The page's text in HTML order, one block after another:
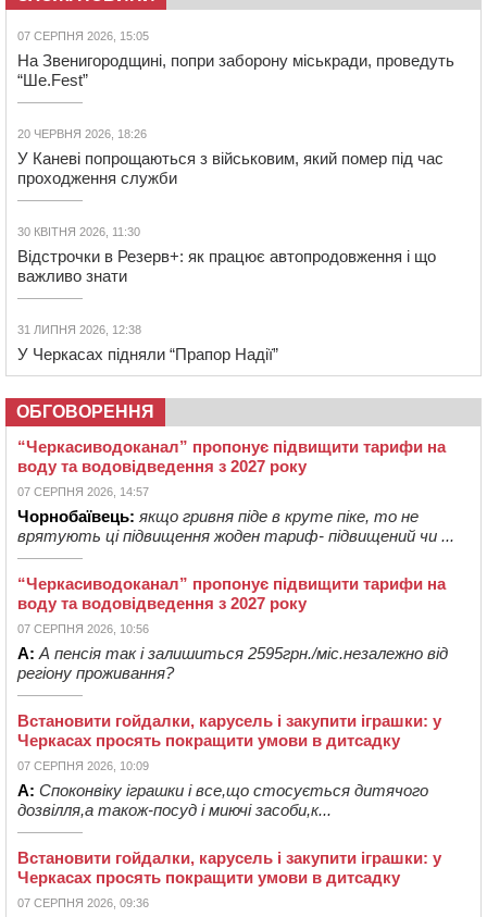
07 СЕРПНЯ 2026, 15:05
На Звенигородщині, попри заборону міськради, проведуть
“Ше.Fest”
20 ЧЕРВНЯ 2026, 18:26
У Каневі попрощаються з військовим, який помер під час
проходження служби
30 КВІТНЯ 2026, 11:30
Відстрочки в Резерв+: як працює автопродовження і що
важливо знати
31 ЛИПНЯ 2026, 12:38
У Черкасах підняли “Прапор Надії”
ОБГОВОРЕННЯ
“Черкасиводоканал” пропонує підвищити тарифи на
воду та водовідведення з 2027 року
07 СЕРПНЯ 2026, 14:57
Чорнобаївець: якщо гривня піде в круте піке, то не
врятують ці підвищення жоден тариф- підвищений чи ...
“Черкасиводоканал” пропонує підвищити тарифи на
воду та водовідведення з 2027 року
07 СЕРПНЯ 2026, 10:56
А: А пенсія так і залишиться 2595грн./міс.незалежно від
регіону проживання?
Встановити гойдалки, карусель і закупити іграшки: у
Черкасах просять покращити умови в дитсадку
07 СЕРПНЯ 2026, 10:09
А: Споконвіку іграшки і все,що стосується дитячого
дозвілля,а також-посуд і миючі засоби,к...
Встановити гойдалки, карусель і закупити іграшки: у
Черкасах просять покращити умови в дитсадку
07 СЕРПНЯ 2026, 09:36